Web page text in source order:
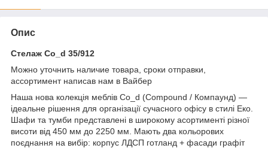
Опис
Стелаж Co_d 35/912
Можно уточнить наличие товара, сроки отправки,
ассортимент написав нам в Вайбер
Наша нова колекція меблів Co_d (Compound / Компаунд) —
ідеальне рішення для організації сучасного офісу в стилі Еко.
Шафи та тумби представлені в широкому асортименті різної
висоти від 450 мм до 2250 мм. Мають два кольорових
поєднання на вибір: корпус ЛДСП готланд + фасади графіт